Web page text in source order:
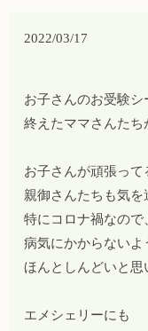
2022/03/17
お子さんのお受験シ
終えたママさんた
お子さんが頑張って
親御さんたちも気を
特にコロナ禍なので
病気にかからない
ほんとしんどいと思
エメシェリーにも